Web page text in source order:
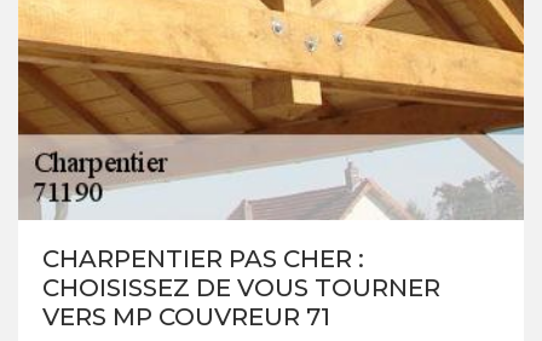
CHARPENTIER PAS CHER :
CHOISISSEZ DE VOUS TOURNER
VERS MP COUVREUR 71